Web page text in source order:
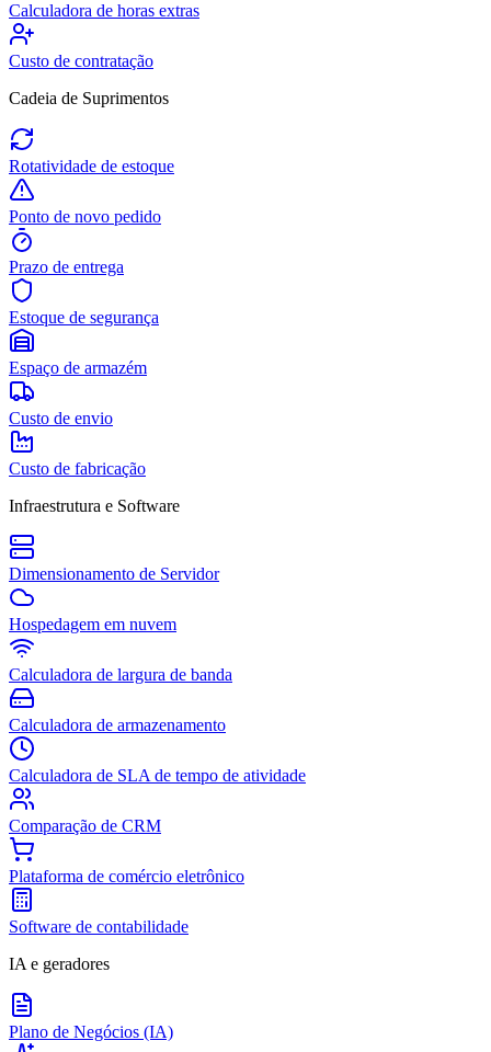
Calculadora de horas extras
Custo de contratação
Cadeia de Suprimentos
Rotatividade de estoque
Ponto de novo pedido
Prazo de entrega
Estoque de segurança
Espaço de armazém
Custo de envio
Custo de fabricação
Infraestrutura e Software
Dimensionamento de Servidor
Hospedagem em nuvem
Calculadora de largura de banda
Calculadora de armazenamento
Calculadora de SLA de tempo de atividade
Comparação de CRM
Plataforma de comércio eletrônico
Software de contabilidade
IA e geradores
Plano de Negócios (IA)